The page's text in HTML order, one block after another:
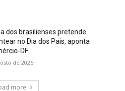
dos brasilienses pretende
no Dia dos Pais, aponta
DF
de 2026
more